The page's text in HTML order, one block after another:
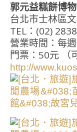
郭元益糕餅博
台北市士林區
TEL：(02)
營業時間：每
門票：50元 （
http://